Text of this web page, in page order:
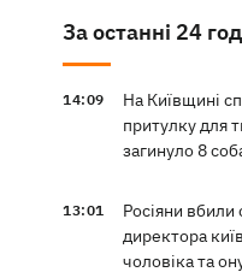
За останні 24
14:09
На Київщині
притулку для
загинуло 8
13:01
Росіяни
директора
чоловіка та